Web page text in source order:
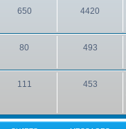
650 4420
80 493
111 453